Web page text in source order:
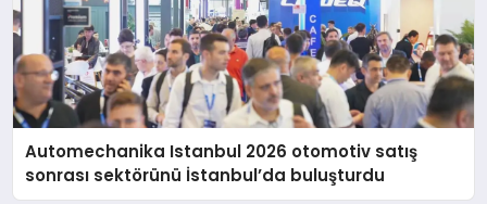
DÜNYA
BILIM VE TEKNOLOJI
Automechanika Istanbul 2026 otomotiv satış
sonrası sektörünü İstanbul’da buluşturdu